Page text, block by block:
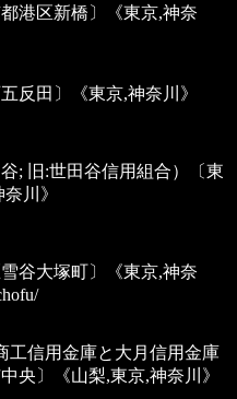
港区新橋〕《東京,神奈
反田〕《東京,神奈川》
谷; 旧:世田谷信用組合）〔東
川》
雪谷大塚町〕《東京,神奈
工信用金庫と大月信用金庫
央〕《山梨,東京,神奈川》